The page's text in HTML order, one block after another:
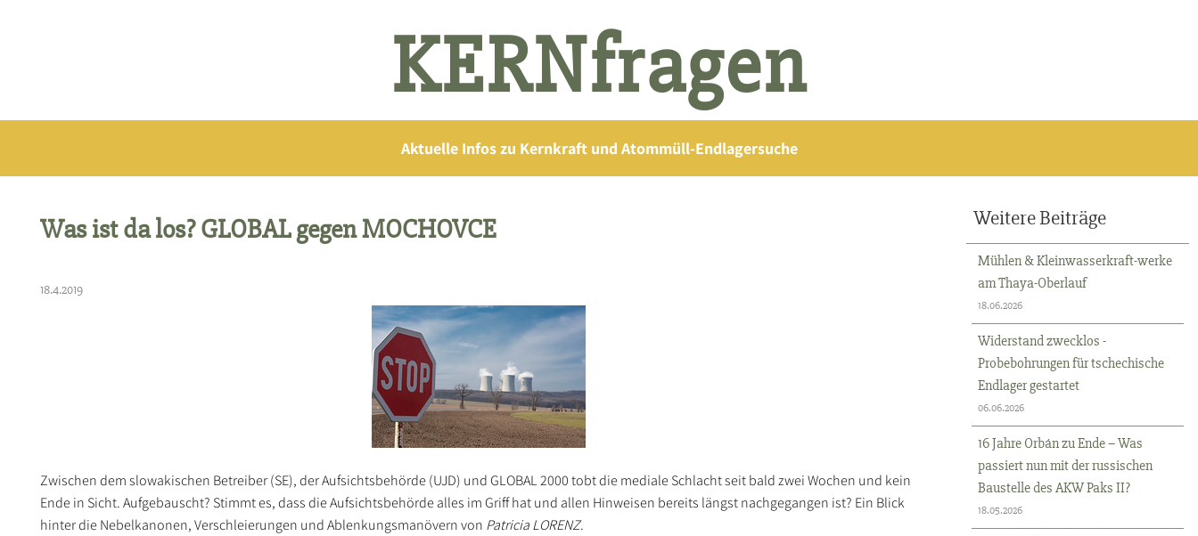
KERNfragen
Aktuelle Infos zu Kernkraft und Atommüll-Endlagersuche
Was ist da los? GLOBAL gegen MOCHOVCE
18.4.2019
Zwischen dem slowakischen Betreiber (SE), der Aufsichtsbehörde (UJD) und GLOBAL 2000 tobt die mediale Schlacht seit bald zwei Wochen und kein
Ende in Sicht. Aufgebauscht? Stimmt es, dass die Aufsichtsbehörde alles im Griff hat und allen Hinweisen bereits längst nachgegangen ist? Ein Blick
hinter die Nebelkanonen, Verschleierungen und Ablenkungsmanövern von Patricia LORENZ.
Weitere Beiträge
Mühlen & Kleinwasserkraft-werke
am Thaya-Oberlauf
18.06.2026
Widerstand zwecklos -
Probebohrungen für tschechische
Endlager gestartet
06.06.2026
16 Jahre Orbán zu Ende – Was
passiert nun mit der russischen
Baustelle des AKW Paks II?
18.05.2026